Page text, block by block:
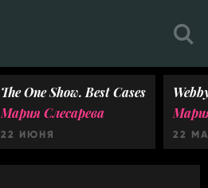
The One Show. Best Cases
Мария Слесарева
22 ИЮНЯ 22